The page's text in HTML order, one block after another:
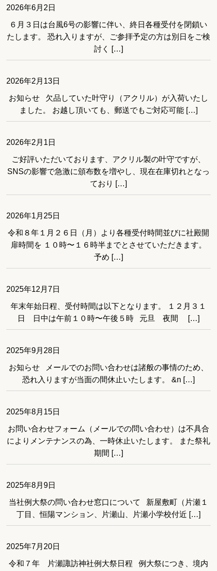
2026年6月2日
６月３日は台風6号の影響に伴い、終日各種受付を閉鎖い
たします。 恐れ入りますが、ご参拝予定の方は別日をご検
討く […]
2026年2月13日
お知らせ 欠品していた叶守り（アクリル）が入荷いたし
ました。 お越し頂いても、郵送でもご対応可能 […]
2026年2月1日
ご好評いただいております、アクリル製の叶守ですが、
SNSの影響で急激に頒布数を増やし、現在在庫切れとなっ
ており […]
2026年1月25日
令和８年１月２６日（月）より各種受付時間並びに社殿開
扉時間を １０時〜１６時半までとさせていただきます。
予め […]
2025年12月7日
年末年始日程、受付時間は以下となります。 １２月３１
日 日中は午前１０時〜午後５時 元旦 夜間 […]
2025年9月28日
お知らせ メールでのお問い合わせは諸般の事情のため、
恐れ入りますが当面の間休止いたします。 &n […]
2025年8月15日
お問い合わせフォーム（メールでの問い合わせ）は不具合
によりメンテナンスの為、一時休止いたします。 また祭礼
期間 […]
2025年8月9日
当社例大祭の問い合わせ窓口について 新屋敷町（片瀬１
丁目、恒陽マンション、片瀬山、片瀬小学校付近 […]
2025年7月20日
令和７年 片瀬諏訪神社例大祭日程 例大祭につき、境内